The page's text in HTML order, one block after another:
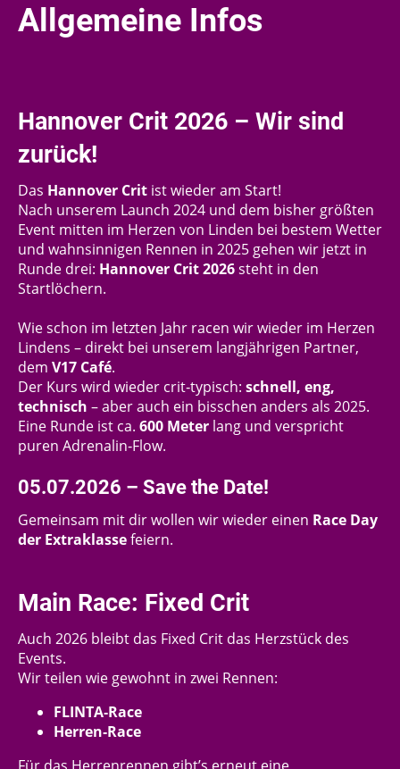
Allgemeine Infos
Hannover Crit 2026 – Wir sind
zurück!
Das Hannover Crit ist wieder am Start!
Nach unserem Launch 2024 und dem bisher größten
Event mitten im Herzen von Linden bei bestem Wetter
und wahnsinnigen Rennen in 2025 gehen wir jetzt in
Runde drei: Hannover Crit 2026steht in den
Startlöchern.
Wie schon im letzten Jahr racen wir wieder im Herzen
Lindens – direkt bei unserem langjährigen Partner,
dem V17 Café.
Der Kurs wird wieder crit‑typisch: schnell, eng,
technisch – aber auch ein bisschen anders als 2025.
Eine Runde ist ca. 600 Meter lang und verspricht
puren Adrenalin‑Flow.
05.07.2026 – Save the Date!
Gemeinsam mit dir wollen wir wieder einen Race Day
der Extraklassefeiern.
Main Race: Fixed Crit
Auch 2026 bleibt das Fixed Crit das Herzstück des
Events.
Wir teilen wie gewohnt in zwei Rennen:
FLINTA‑Race
Herren‑Race